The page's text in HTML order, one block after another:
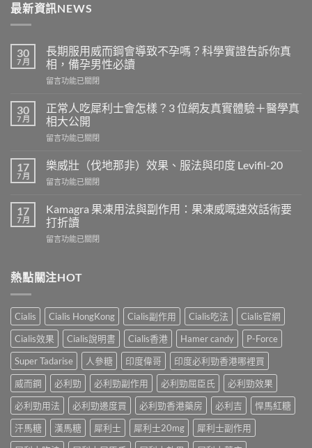
最新資訊NEWS
30
7 月
長期服用威而鋼會導致不孕嗎？科學實證告訴你真
相，備孕男性必讀
在
期
服
用
威
鋼
導
不
孕
嗎？
實
證
你
真
相，
備
孕
男
必
讀〉
留言功能已關閉
30
7 月
正常人吃犀利士會怎樣？3 位網友真實體驗＋醫學真
相大公開
在
常
人
吃
利
士
怎
位
真
實
體
驗
＋
醫
真
相
大
開〉
留言功能已關閉
17
7 月
樂威壯（伐地那非）效果、服法與印度 Levifil-20
在
威
壯
（伐
地
效
法
與
印
度
Levifil-
20〉
留言功能已關閉
17
7 月
Kamagra 果凍用法與副作用：果凍威嘅速效話術要
打折讀
在
凍
用
與
副
作
用：
果
凍
嘅
速
效
術
留言功能已關閉
熱點關注HOT
Cialis Cialis HongKong Cialis副作用 Cialis吃法
Cialis官網
Cialis效果
Cialis說明書 Cialis香港 Hamer candy
P-Force
Super Tadarise
人參糖 印度偉哥
印度必利勁香港哪裡買
威而鋼
必利勁 必利勁副作用 必利勁屈臣氏
必利勁效果
必利勁用法
必利勁邊度買 必利勁香港藥房 必利吉
悍馬紅糖
汗馬糖
漢馬糖 犀利士 犀利士20mg
犀利士副作用